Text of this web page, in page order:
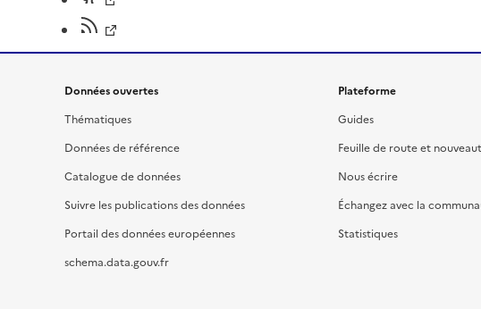
Données ouvertes
Thématiques
Données de référence
Catalogue de données
Suivre les publications des données
Portail des données européennes
schema.data.gouv.fr
Plateforme
Guides
Feuille de route et
Nous écrire
Échangez avec la
Statistiques